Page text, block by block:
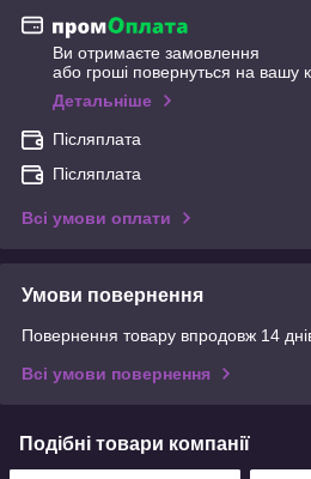
Ви отримаєте замовлення
або гроші повернуться на вашу
Детальніше
Післяплата
Післяплата
Всі умови оплати
Умови повернення
Повернення товару впродовж 14
Всі умови повернення
Подібні товари компанії